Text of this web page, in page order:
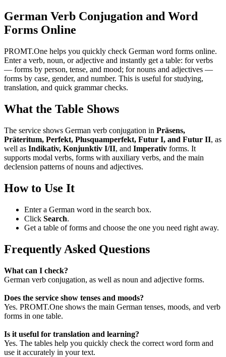
German Verb Conjugation and Word
Forms Online
PROMT.One helps you quickly check German word forms online.
Enter a verb, noun, or adjective and instantly get a table: for verbs
— forms by person, tense, and mood; for nouns and adjectives —
forms by case, gender, and number. This is useful for studying,
translation, and quick grammar checks.
What the Table Shows
The service shows German verb conjugation in Präsens,
Präteritum, Perfekt, Plusquamperfekt, Futur I, and Futur II, as
well as Indikativ, Konjunktiv I/II, and Imperativ forms. It
supports modal verbs, forms with auxiliary verbs, and the main
declension patterns of nouns and adjectives.
How to Use It
Enter a German word in the search box.
Click Search.
Get a table of forms and choose the one you need right away.
Frequently Asked Questions
What can I check?
German verb conjugation, as well as noun and adjective forms.
Does the service show tenses and moods?
Yes. PROMT.One shows the main German tenses, moods, and verb
forms in one table.
Is it useful for translation and learning?
Yes. The tables help you quickly check the correct word form and
use it accurately in your text.